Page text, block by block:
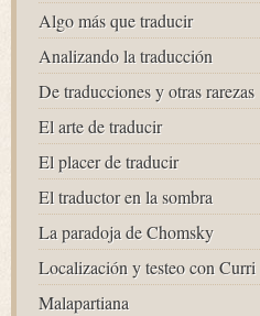
Algo más que traducir
Analizando la traducción
De traducciones y otras rarezas
El arte de traducir
El placer de traducir
El traductor en la sombra
La paradoja de Chomsky
Localización y testeo con Curri
Malapartiana